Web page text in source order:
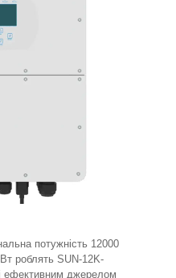
потужність 12000
Вт роблять SUN-12K-
ефективним джерелом